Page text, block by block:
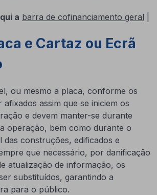
a barra de cofinanciamento geral
e Cartaz ou Ecrã
ou mesmo a placa, conforme os
afixados assim que se iniciem os
e devem manter-se durante
operação, bem como durante o
das construções, edificados e
que necessário, por danificação
atualização de informação, os
substituídos, garantindo a
para o público.